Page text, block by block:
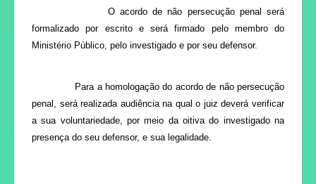
O acordo de não persecução penal será
formalizado por escrito e será firmado pelo membro do
Ministério Público, pelo investigado e por seu defensor.
Para a homologação do acordo de não persecução
penal, será realizada audiência na qual o juiz deverá verificar
a sua voluntariedade, por meio da oitiva do investigado na
presença do seu defensor, e sua legalidade.